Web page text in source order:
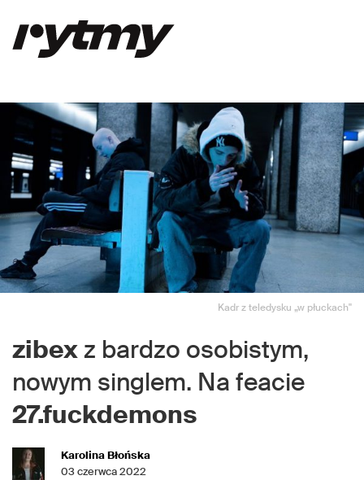
Kadr z teledysku „w płuckach"
zibex z bardzo osobistym,
nowym singlem. Na feacie
27.fuckdemons
Karolina Błońska
03 czerwca 2022